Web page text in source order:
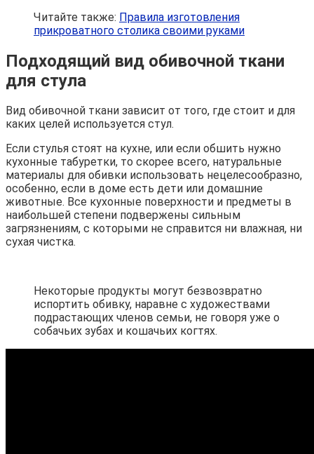
Читайте также: Правила изготовления
прикроватного столика своими руками
Подходящий вид обивочной ткани
для стула
Вид обивочной ткани зависит от того, где стоит и для
каких целей используется стул.
Если стулья стоят на кухне, или если обшить нужно
кухонные табуретки, то скорее всего, натуральные
материалы для обивки использовать нецелесообразно,
особенно, если в доме есть дети или домашние
животные. Все кухонные поверхности и предметы в
наибольшей степени подвержены сильным
загрязнениям, с которыми не справится ни влажная, ни
сухая чистка.
Некоторые продукты могут безвозвратно
испортить обивку, наравне с художествами
подрастающих членов семьи, не говоря уже о
собачьих зубах и кошачьих когтях.